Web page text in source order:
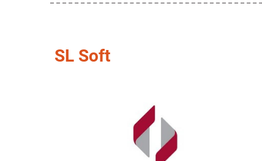
Импорто­замещение
Мобильная связь
Фиксированная связь
SL Soft